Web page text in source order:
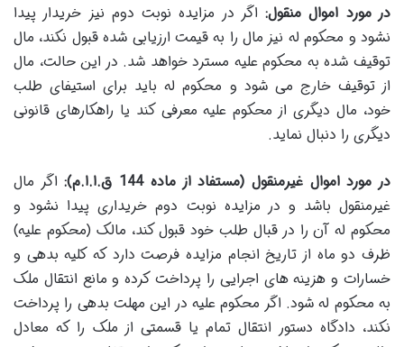
در مورد اموال منقول:اگر در مزایده نوبت دوم نیز خریدار پیدا
نشود و محکوم له نیز مال را به قیمت ارزیابی شده قبول نکند، مال
توقیف شده به محکوم علیه مسترد خواهد شد. در این حالت، مال
از توقیف خارج می شود و محکوم له باید برای استیفای طلب
خود، مال دیگری از محکوم علیه معرفی کند یا راهکارهای قانونی
دیگری را دنبال نماید.
در مورد اموال غیرمنقول (مستفاد از ماده 144 ق.ا.ا.م):
اگر مال
غیرمنقول باشد و در مزایده نوبت دوم خریداری پیدا نشود و
محکوم له آن را در قبال طلب خود قبول کند، مالک (محکوم علیه)
ظرف دو ماه از تاریخ انجام مزایده فرصت دارد که کلیه بدهی و
خسارات و هزینه های اجرایی را پرداخت کرده و مانع انتقال ملک
به محکوم له شود. اگر محکوم علیه در این مهلت بدهی را پرداخت
نکند، دادگاه دستور انتقال تمام یا قسمتی از ملک را که معادل